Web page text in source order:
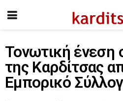
Τονωτική ένεση
της Καρδίτσας
Εμπορικό